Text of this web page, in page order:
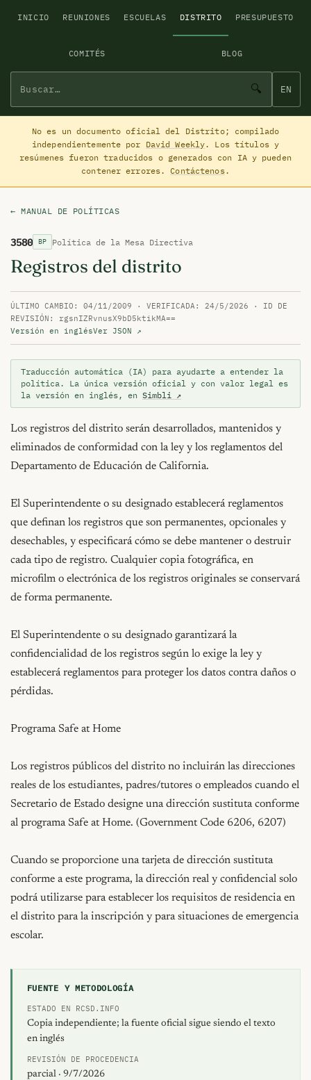
INICIO REUNIONES ESCUELAS DISTRITO PRESUPUESTO
COMITÉS BLOG
🔍 EN
No es un documento oficial del Distrito; compilado
independientemente por David Weekly. Los títulos y
resúmenes fueron traducidos o generados con IA y pueden
contener errores. Contáctenos.
← MANUAL DE POLÍTICAS
3580 BP Política de la Mesa Directiva
Registros del distrito
ÚLTIMO CAMBIO: 04/11/2009 · VERIFICADA: 24/5/2026 · ID DE
REVISIÓN: rgsnIZRvnusX9bD5ktikMA==
Versión en inglésVer JSON ↗
Traducción automática (IA) para ayudarte a entender la
política. La única versión oficial y con valor legal es
la versión en inglés, en Simbli ↗
Los registros del distrito serán desarrollados, mantenidos y
eliminados de conformidad con la ley y los reglamentos del
Departamento de Educación de California.
El Superintendente o su designado establecerá reglamentos
que definan los registros que son permanentes, opcionales y
desechables, y especificará cómo se debe mantener o destruir
cada tipo de registro. Cualquier copia fotográfica, en
microfilm o electrónica de los registros originales se conservará
de forma permanente.
El Superintendente o su designado garantizará la
confidencialidad de los registros según lo exige la ley y
establecerá reglamentos para proteger los datos contra daños o
pérdidas.
Programa Safe at Home
Los registros públicos del distrito no incluirán las direcciones
reales de los estudiantes, padres/tutores o empleados cuando el
Secretario de Estado designe una dirección sustituta conforme
al programa Safe at Home. (Government Code 6206, 6207)
Cuando se proporcione una tarjeta de dirección sustituta
conforme a este programa, la dirección real y confidencial solo
podrá utilizarse para establecer los requisitos de residencia en
el distrito para la inscripción y para situaciones de emergencia
escolar.
FUENTE Y METODOLOGÍA
ESTADO EN RCSD.INFO
Copia independiente; la fuente oficial sigue siendo el texto
en inglés
REVISIÓN DE PROCEDENCIA
parcial · 9/7/2026